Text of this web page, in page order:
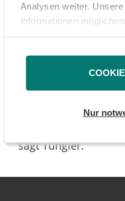
Analysen weiter.
Informationen
zusammen, die Sie
Nur
deren
die neuen
in diesem Jahr
Daten und Zahlen
Grund, die
auf die von uns
sagt Tüngler.